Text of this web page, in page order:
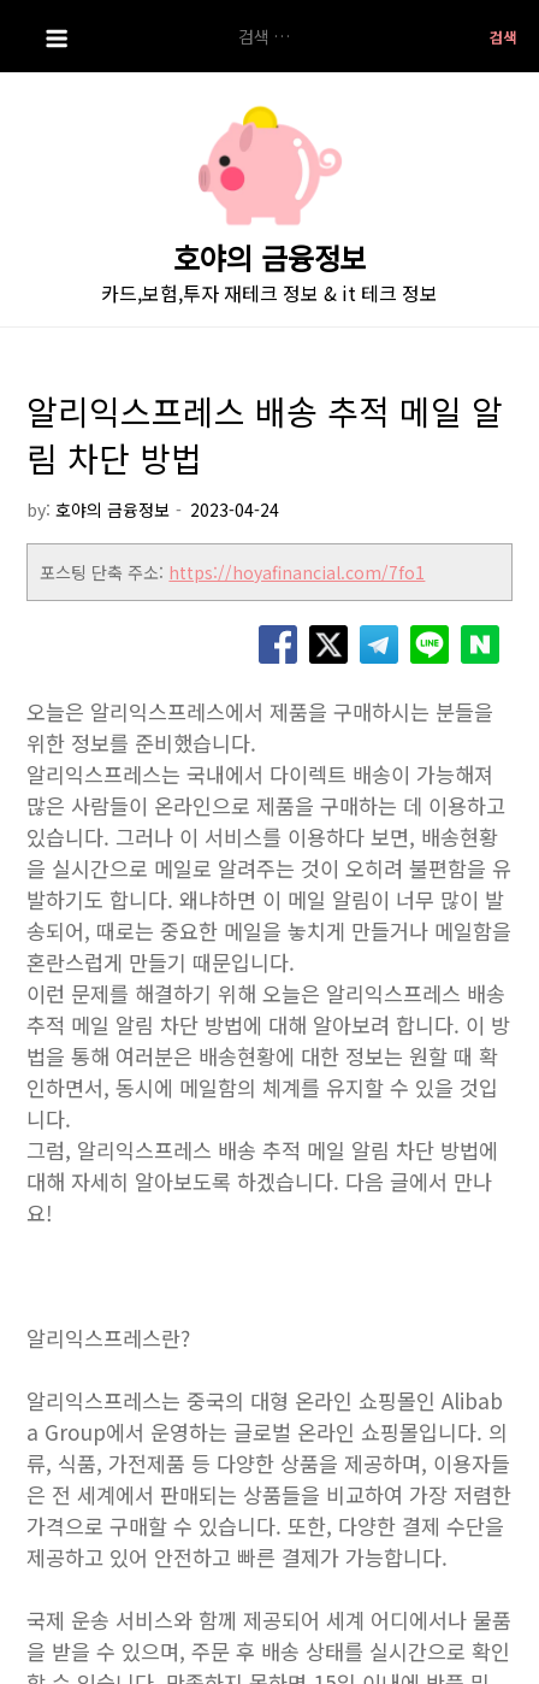
i
색:
호야의 금융정보
카드,보험,투자 재테크 정보 & it 테크 정보
알리익스프레스 배송 추적 메일 알
림 차단 방법
by:호야의 금융정보
포스팅 단축 주소: https://hoyafinancial.com/7fo1
오늘은 알리익스프레스에서 제품을 구매하시는 분들을
위한 정보를 준비했습니다.
알리익스프레스는 국내에서 다이렉트 배송이 가능해져
많은 사람들이 온라인으로 제품을 구매하는 데 이용하고
있습니다. 그러나 이 서비스를 이용하다 보면, 배송현황
을 실시간으로 메일로 알려주는 것이 오히려 불편함을 유
발하기도 합니다. 왜냐하면 이 메일 알림이 너무 많이 발
송되어, 때로는 중요한 메일을 놓치게 만들거나 메일함을
혼란스럽게 만들기 때문입니다.
이런 문제를 해결하기 위해 오늘은 알리익스프레스 배송
추적 메일 알림 차단 방법에 대해 알아보려 합니다. 이 방
법을 통해 여러분은 배송현황에 대한 정보는 원할 때 확
인하면서, 동시에 메일함의 체계를 유지할 수 있을 것입
니다.
그럼, 알리익스프레스 배송 추적 메일 알림 차단 방법에
대해 자세히 알아보도록 하겠습니다. 다음 글에서 만나
요!
알리익스프레스란?
알리익스프레스는 중국의 대형 온라인 쇼핑몰인 Alibab
a Group에서 운영하는 글로벌 온라인 쇼핑몰입니다. 의
류, 식품, 가전제품 등 다양한 상품을 제공하며, 이용자들
은 전 세계에서 판매되는 상품들을 비교하여 가장 저렴한
가격으로 구매할 수 있습니다. 또한, 다양한 결제 수단을
제공하고 있어 안전하고 빠른 결제가 가능합니다.
국제 운송 서비스와 함께 제공되어 세계 어디에서나 물품
을 받을 수 있으며, 주문 후 배송 상태를 실시간으로 확인